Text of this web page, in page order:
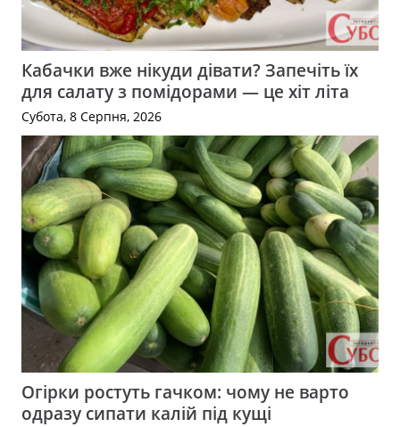
Кабачки вже нікуди дівати? Запечіть їх
для салату з помідорами — це хіт літа
Субота, 8 Серпня, 2026
Огірки ростуть гачком: чому не варто
одразу сипати калій під кущі